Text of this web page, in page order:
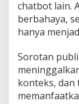
chatbot lain.
berbahaya,
hanya
Sorotan
konteks, dan